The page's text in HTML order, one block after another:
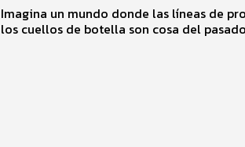
Imagina un mundo donde las líneas de
los cuellos de botella son cosa del